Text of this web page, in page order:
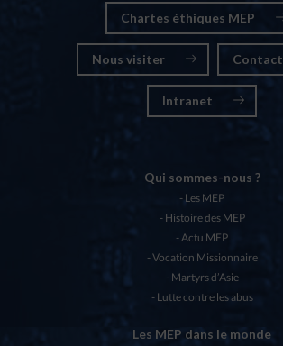
Chartes éthiques MEP
Nous visiter Contact
Intranet
Qui sommes-nous ?
Les MEP
Histoire des MEP
Actu MEP
Vocation Missionnaire
Martyrs d’Asie
Lutte contre les abus
Les MEP dans le monde